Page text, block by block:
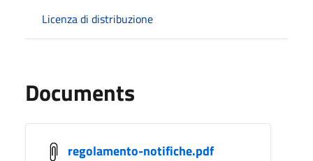
Licenza di distribuzione
Documents
regolamento-notifiche.pdf